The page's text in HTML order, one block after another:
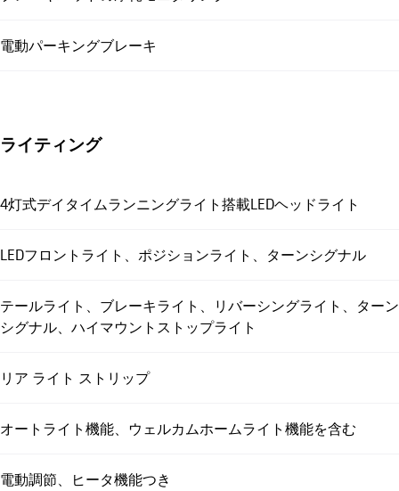
電動パーキングブレーキ
ライティング
4灯式デイタイムランニングライト搭載LEDヘッドライト
LEDフロントライト、ポジションライト、ターンシグナル
テールライト、ブレーキライト、リバーシングライト、ターン
シグナル、ハイマウントストップライト
リア ライト ストリップ
オートライト機能、ウェルカムホームライト機能を含む
電動調節、ヒータ機能つき